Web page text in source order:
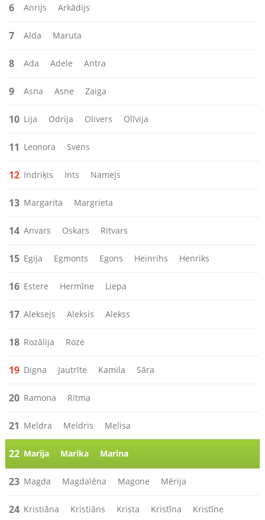
6 Anrijs Arkādijs
7 Alda Maruta
8 Ada Adele Antra
9 Asna Asne Zaiga
10 Lija Odrija Olivers Olīvija
11 Leonora Svens
12 Indriķis Ints Namejs
13 Margarita Margrieta
14 Anvars Oskars Ritvars
15 Egija Egmonts Egons Heinrihs Henriks
16 Estere Hermīne Liepa
17 Aleksejs Aleksis Alekss
18 Rozālija Roze
19 Digna Jautrīte Kamila Sāra
20 Ramona Ritma
21 Meldra Meldris Melisa
22 Marija Marika Marina
23 Magda Magdalēna Magone Mērija
24 Kristiāna Kristiāns Krista Kristīna Kristīne